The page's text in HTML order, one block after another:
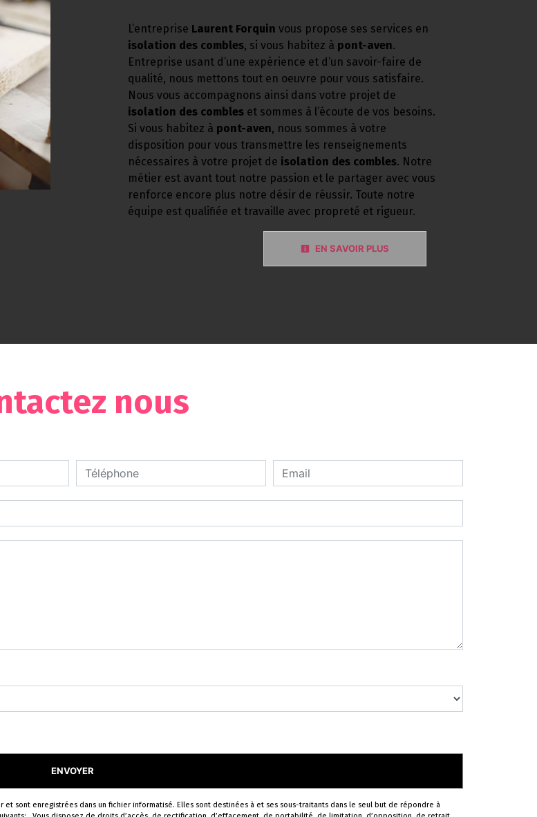
L’entreprise Laurent Forquin vous propose ses services en
isolation des combles, si vous habitez à pont-aven.
Entreprise usant d’une expérience et d’un savoir-faire de
qualité, nous mettons tout en oeuvre pour vous satisfaire.
Nous vous accompagnons ainsi dans votre projet de
isolation des combles et sommes à l’écoute de vos besoins.
Si vous habitez à pont-aven, nous sommes à votre
disposition pour vous transmettre les renseignements
nécessaires à votre projet de isolation des combles. Notre
métier est avant tout notre passion et le partager avec vous
renforce encore plus notre désir de réussir. Toute notre
équipe est qualifiée et travaille avec propreté et rigueur.
EN SAVOIR PLUS
nous
ENVOYER
sont enregistrées dans un fichier informatisé. Elles sont destinées à et ses sous-traitants dans le seul but de répondre à